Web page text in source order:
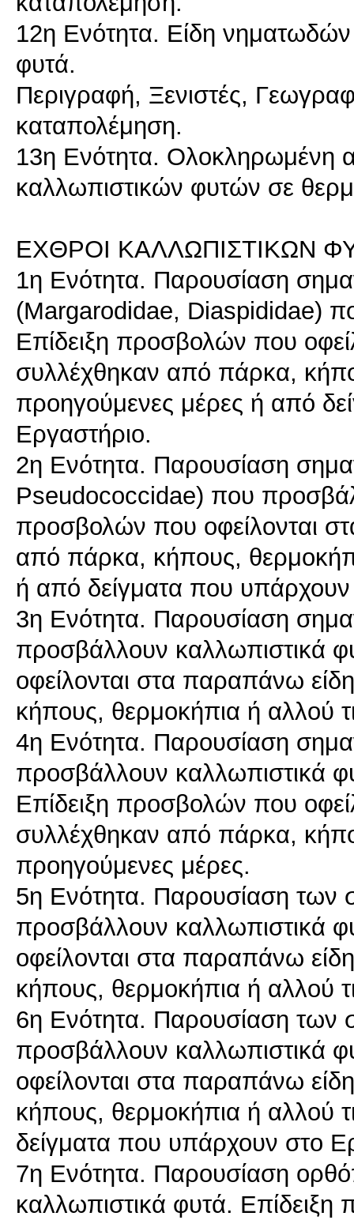
12η Ενότητα. Είδη
φυτά.
Περιγραφή, Ξενιστές,
καταπολέμηση.
13η Ενότητα. Ολοκληρωμένη
καλλωπιστικών φυτών σε
ΕΧΘΡΟΙ ΚΑΛΛΩΠΙΣΤΙΚΩΝ
1η Ενότητα. Παρουσίαση
(Margarodidae, Diaspididae)
Επίδειξη προσβολών που
συλλέχθηκαν από πάρκα,
προηγούμενες μέρες ή από
Εργαστήριο.
2η Ενότητα. Παρουσίαση
Pseudococcidae) που
προσβολών που οφείλονται
από πάρκα, κήπους,
ή από δείγματα που
3η Ενότητα. Παρουσίαση
προσβάλλουν καλλωπιστικά
οφείλονται στα παραπάνω
κήπους, θερμοκήπια ή αλλού
4η Ενότητα. Παρουσίαση
προσβάλλουν καλλωπιστικά
Επίδειξη προσβολών που
συλλέχθηκαν από πάρκα,
προηγούμενες μέρες.
5η Ενότητα. Παρουσίαση των
προσβάλλουν καλλωπιστικά
οφείλονται στα παραπάνω
κήπους, θερμοκήπια ή αλλού
6η Ενότητα. Παρουσίαση των
προσβάλλουν καλλωπιστικά
οφείλονται στα παραπάνω
κήπους, θερμοκήπια ή αλλού
δείγματα που υπάρχουν στο
7η Ενότητα. Παρουσίαση
καλλωπιστικά φυτά.